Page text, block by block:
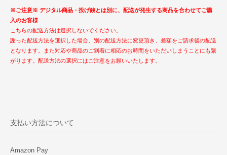
※ご注意※ デジタル商品・投げ銭とは別に、配送が発生する商品を合わせてご購
入のお客様
こちらの配送方法は選択しないでください。
謝った配送方法を選択した場合、別の配送方法に変更頂き、差額をご請求後の配送
となります。また対応や商品のご到着に相応のお時間をいただいしまうことにも繋
がります。配送方法の選択にはご注意をお願いいたします。
支払い方法について
Amazon Pay